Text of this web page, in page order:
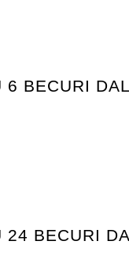
6 BECURI
24 BECURI